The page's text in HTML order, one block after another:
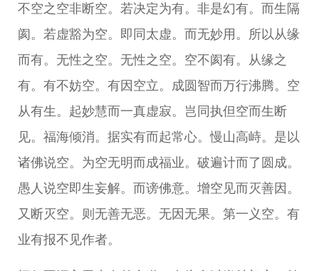
不空之空非断空。若决定为有。非是幻有。而生隔
阂。若虚豁为空。即同太虚。而无妙用。所以从缘
而有。无性之空。无性之空。空不阂有。从缘之
有。有不妨空。有因空立。成圆智而万行沸腾。空
从有生。起妙慧而一真虚寂。岂同执但空而生断
见。福海倾消。据实有而起常心。慢山高峙。是以
诸佛说空。为空无明而成福业。破遍计而了圆成。
愚人说空即生妄解。而谤佛意。增空见而灭善因。
又断灭空。则无善无恶。无因无果。第一义空。有
业有报不见作者。